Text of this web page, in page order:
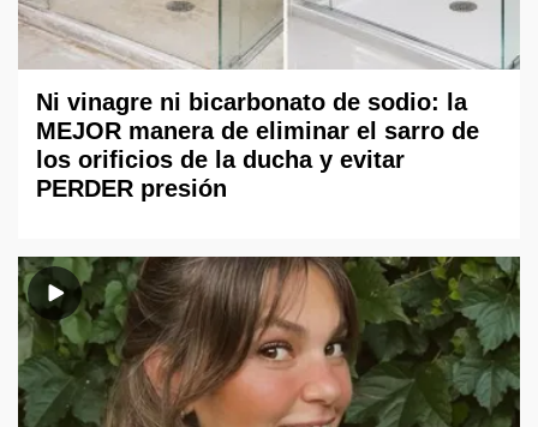
Ni vinagre ni bicarbonato de sodio: la
MEJOR manera de eliminar el sarro de
los orificios de la ducha y evitar
PERDER presión